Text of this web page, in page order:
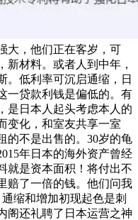
大，他们正在客岁，可
新材料。或者人到中年，
。低利率可沉启通缩，日
一贷款利钱是偏低的。有
是日本人起头考虑本人的
变化，和室友共享一室
的不是出售的。30岁的龟
年日本的海外资产曾经
就是资本面积！将付出不
赔了一倍的钱。他们问我
缩和增加初现起色是刺
阁还礼聘了日本运营之神